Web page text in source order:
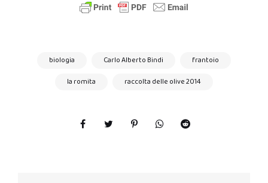
biologia Carlo Alberto Bindi
frantoio
la romita
raccolta delle olive 2014